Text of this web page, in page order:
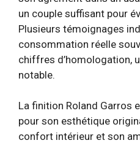
un couple suffisant pour
Plusieurs témoignages
consommation réelle
chiffres d’homologation,
notable.
La finition Roland Garros
pour son esthétique
confort intérieur et son